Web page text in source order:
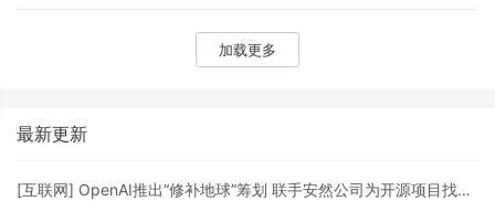
上共鸣的音符。这项突破性成果有望彻底改变
未来量子计算机的构建方式。
加载更多
最新更新
[互联网] OpenAI推出“修补地球”筹划 联手安然公司为开源项目找马脚打补丁